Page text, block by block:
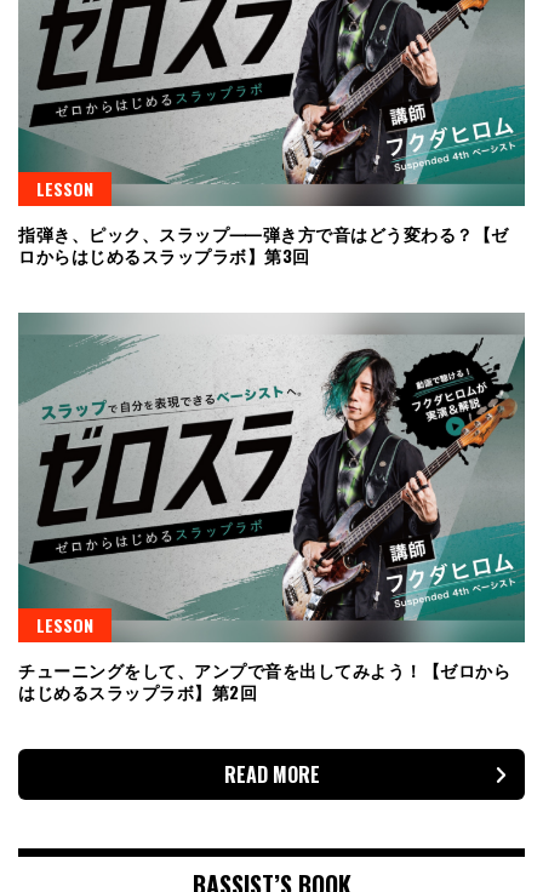
LESSON
指弾き、ピック、スラップ⸺弾き方で音はどう変わる？【ゼ
ロからはじめるスラップラボ】第3回
LESSON
チューニングをして、アンプで音を出してみよう！【ゼロから
はじめるスラップラボ】第2回
READ MORE
BASSIST’S BOOK